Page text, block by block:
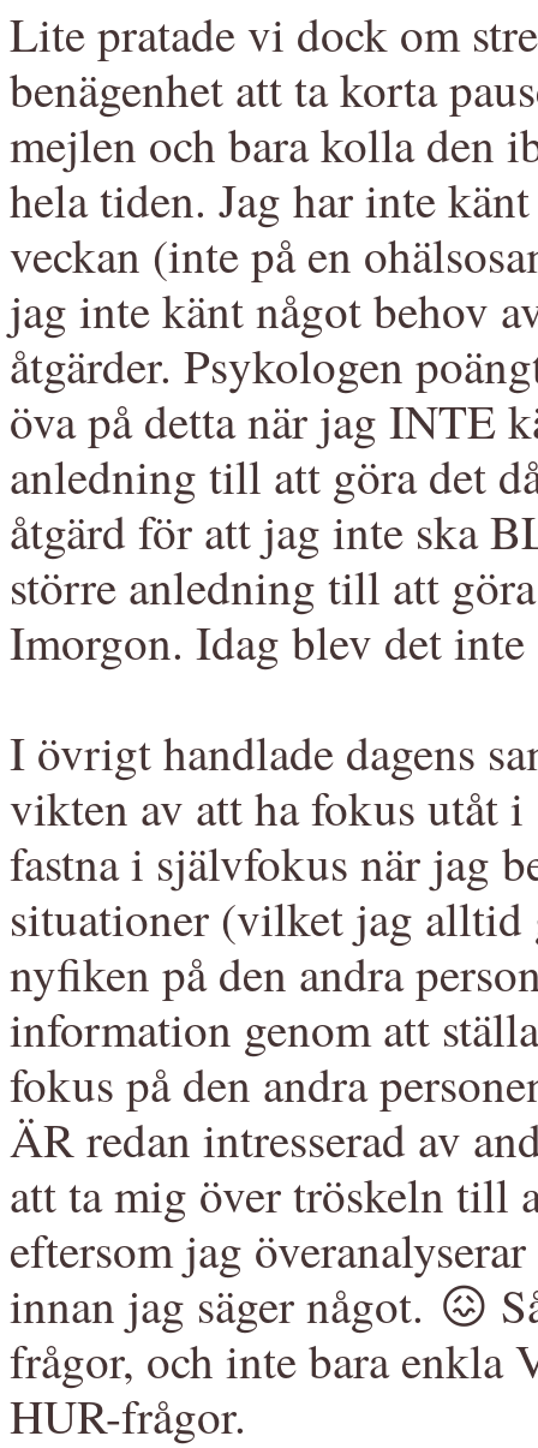
Lite pratade vi dock om
benägenhet att ta korta
mejlen och bara kolla den
hela tiden. Jag har inte
veckan (inte på en
jag inte känt något behov
åtgärder. Psykologen
öva på detta när jag INTE
anledning till att göra det
åtgärd för att jag inte ska
större anledning till att
Imorgon. Idag blev det
I övrigt handlade dagens
vikten av att ha fokus utåt
fastna i självfokus när jag
situationer (vilket jag alltid
nyfiken på den andra
information genom att
fokus på den andra
ÄR redan intresserad av
att ta mig över tröskeln till
eftersom jag
innan jag säger något. 😖
frågor, och inte bara enkla
HUR-frågor.